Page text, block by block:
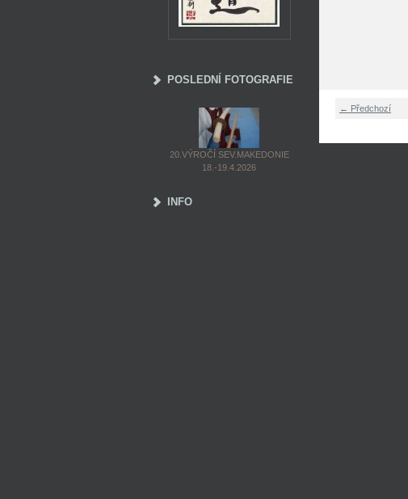
← Předchozí
POSLEDNÍ FOTOGRAFIE
20.VÝROČÍ SEV.MAKEDONIE
18.-19.4.2026
INFO